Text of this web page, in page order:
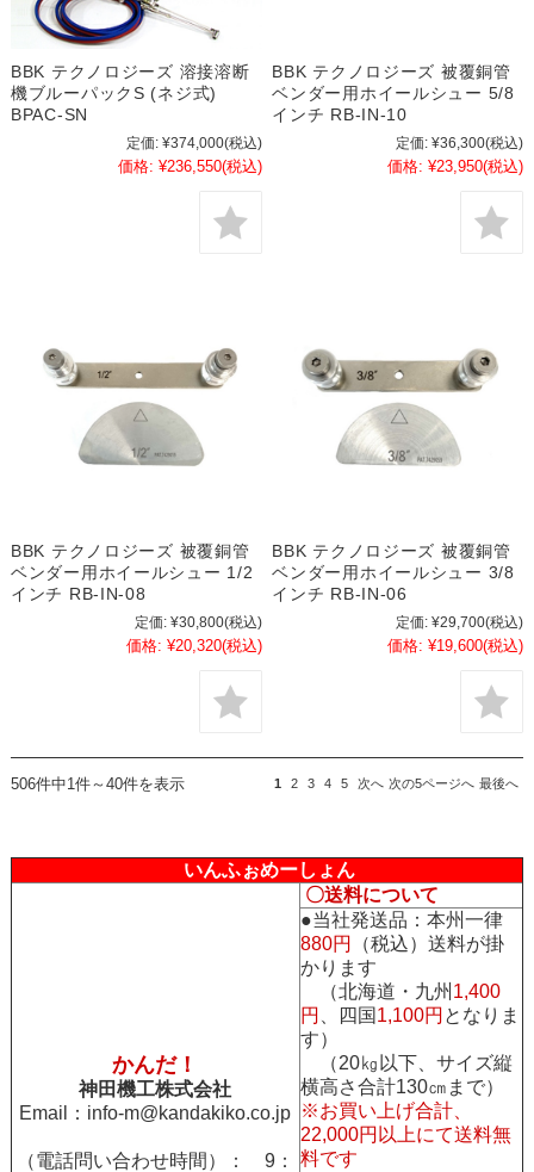
BBK テクノロジーズ 溶接溶断
機ブルーパックS (ネジ式)
BPAC-SN
定価: ¥374,000(税込)
価格: ¥236,550(税込)
BBK テクノロジーズ 被覆銅管
ベンダー用ホイールシュー 5/8
インチ RB-IN-10
定価: ¥36,300(税込)
価格: ¥23,950(税込)
BBK テクノロジーズ 被覆銅管
ベンダー用ホイールシュー 1/2
インチ RB-IN-08
定価: ¥30,800(税込)
価格: ¥20,320(税込)
BBK テクノロジーズ 被覆銅管
ベンダー用ホイールシュー 3/8
インチ RB-IN-06
定価: ¥29,700(税込)
価格: ¥19,600(税込)
506件中1件～40件を表示 1 2 3 4 5 次へ 次の5ページへ 最後へ
いんふぉめーしょん
かんだ！
神田機工株式会社
Email： info-m@kandakiko.co.jp
（電話問い合わせ時間）： 9：
〇送料について
●当社発送品：本州一律
880円
（税込）送料が掛
かります
（北海道・九州 1,400
円
、四国 1,100円 となりま
す）
（20㎏以下、サイズ縦
横高さ合計130㎝まで）
※お買い上げ合計、
22,000円以上にて送料無
料です